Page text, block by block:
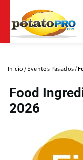
contenido
principal
Inicio Eventos Pasados
Food
2026